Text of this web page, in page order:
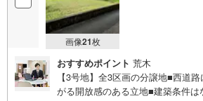
画像21枚
おすすめポイント 荒木
【3号地】全3区画の分譲地■西道
がる開放感のある立地■建築条件